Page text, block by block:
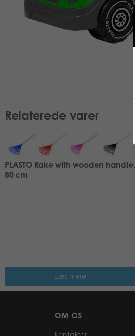
Relaterede varer
PLASTO Rake with wooden handle,
80 cm
Læs mere
OM OS
Kontakter